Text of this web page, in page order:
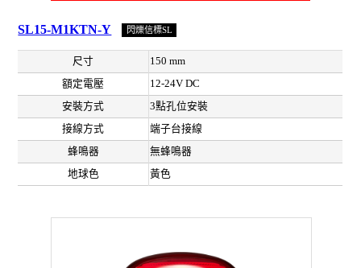
SL15-M1KTN-Y 閃爍信標SL
尺寸
150 mm
額定電壓
12-24V DC
安裝方式
3點孔位安裝
接線方式
端子台接線
蜂鳴器
無蜂鳴器
地球色
黃色